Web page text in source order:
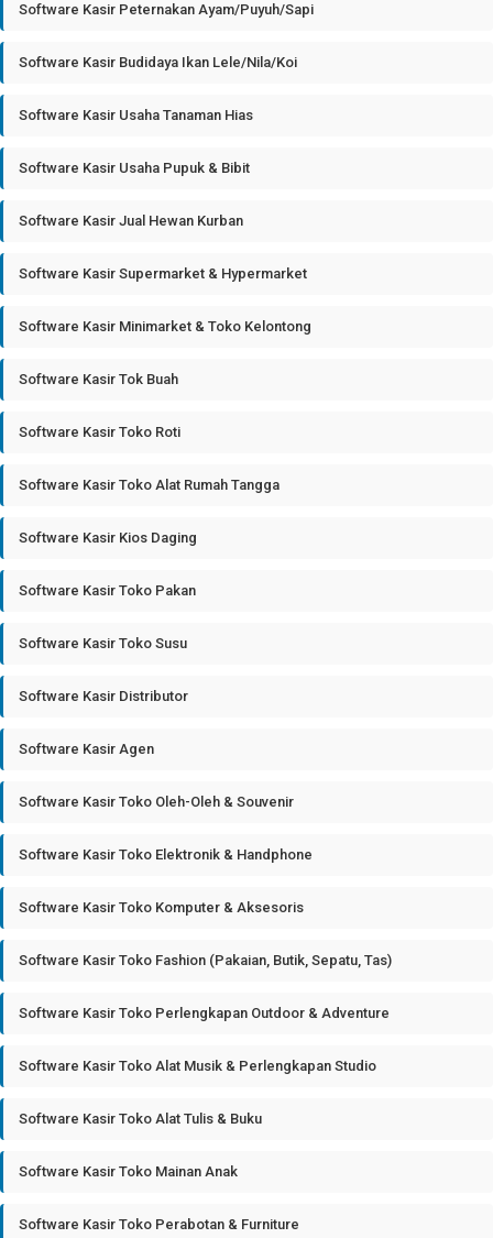
Software Kasir Peternakan Ayam/Puyuh/Sapi
Software Kasir Budidaya Ikan Lele/Nila/Koi
Software Kasir Usaha Tanaman Hias
Software Kasir Usaha Pupuk & Bibit
Software Kasir Jual Hewan Kurban
Software Kasir Supermarket & Hypermarket
Software Kasir Minimarket & Toko Kelontong
Software Kasir Tok Buah
Software Kasir Toko Roti
Software Kasir Toko Alat Rumah Tangga
Software Kasir Kios Daging
Software Kasir Toko Pakan
Software Kasir Toko Susu
Software Kasir Distributor
Software Kasir Agen
Software Kasir Toko Oleh-Oleh & Souvenir
Software Kasir Toko Elektronik & Handphone
Software Kasir Toko Komputer & Aksesoris
Software Kasir Toko Fashion (Pakaian, Butik, Sepatu, Tas)
Software Kasir Toko Perlengkapan Outdoor & Adventure
Software Kasir Toko Alat Musik & Perlengkapan Studio
Software Kasir Toko Alat Tulis & Buku
Software Kasir Toko Mainan Anak
Software Kasir Toko Perabotan & Furniture